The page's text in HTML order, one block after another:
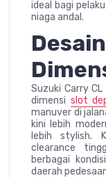
ideal bagi
niaga andal.
Suzuki Carry
dimensi slot
manuver di
kini lebih
lebih stylish.
clearance
berbagai
daerah